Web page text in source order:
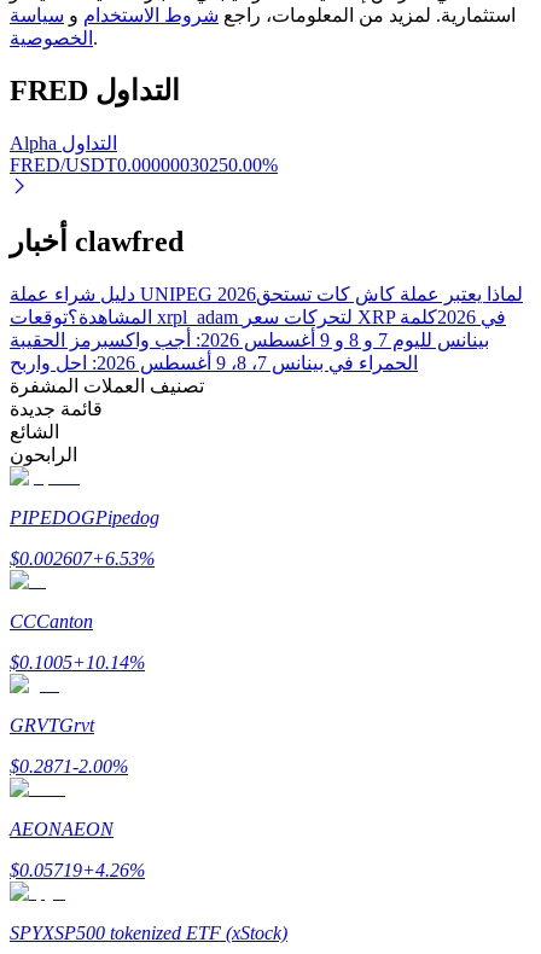
التوقيع المساحي
عوائد عالية والوصول الفوري
Launchpool
استثمارية. لمزيد من المعلومات، راجع شروط الاستخدام و سياسة
الخصوصية .
FRED التداول
Alpha التداول
FRED/USDT0.00000030250.00%
أخبار clawfred
دليل شراء عملة UNIPEG 2026لماذا يعتبر عملة كاش كات تستحق
المشاهدة؟
توقعات xrpl_adam لتحركات سعر XRP في 2026
كلمة
بينانس لليوم 7 و 8 و 9 أغسطس 2026: أجب واكسب
رمز الحقيبة
الحمراء في بينانس 7، 8، 9 أغسطس 2026: احل واربح
تصنيف العملات المشفرة
قائمة جديدة
الشائع
الرابحون
PIPEDOGPipedog
$0.002607+6.53%
CCCanton
$0.1005+10.14%
GRVTGrvt
$0.2871-2.00%
AEONAEON
$0.05719+4.26%
SPYXSP500 tokenized ETF (xStock)